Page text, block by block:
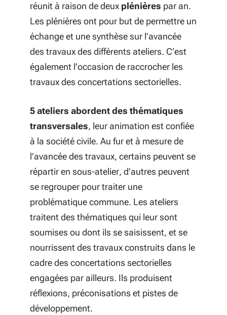
réunit à raison de deux plénières par an.
Les plénières ont pour but de permettre un
échange et une synthèse sur l’avancée
des travaux des différents ateliers. C’est
également l’occasion de raccrocher les
travaux des concertations sectorielles.
5 ateliers abordent des thématiques
transversales, leur animation est confiée
à la société civile. Au fur et à mesure de
l’avancée des travaux, certains peuvent se
répartir en sous-atelier, d’autres peuvent
se regrouper pour traiter une
problématique commune. Les ateliers
traitent des thématiques qui leur sont
soumises ou dont ils se saisissent, et se
nourrissent des travaux construits dans le
cadre des concertations sectorielles
engagées par ailleurs. Ils produisent
réflexions, préconisations et pistes de
développement.